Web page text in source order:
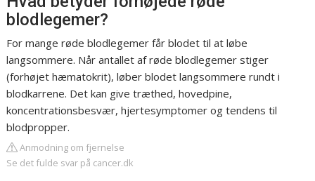
blodlegemer?
For mange røde blodlegemer får blodet til at løbe
langsommere. Når antallet af røde blodlegemer stiger
(forhøjet hæmatokrit), løber blodet langsommere rundt i
blodkarrene. Det kan give træthed, hovedpine,
koncentrationsbesvær, hjertesymptomer og tendens til
blodpropper.
Anmodning om fjernelse
Se det fulde svar på cancer.dk